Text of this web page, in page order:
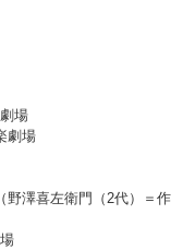
場
劇場
野澤喜左衛門（2代）＝作